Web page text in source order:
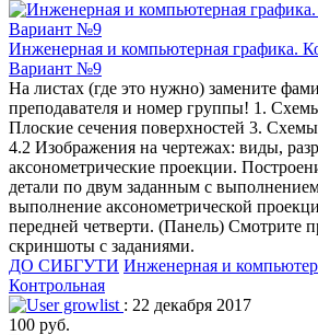
Инженерная и компьютерная графика.
Вариант №9
На листах (где это нужно) замените
преподавателя и номер группы! 1.
Плоские сечения поверхностей 3.
4.2 Изображения на чертежах: виды,
аксонометрические проекции.
детали по двум заданным с
выполнение аксонометрической
передней четверти. (Панель) Смотрите
скриншоты с заданиями.
ДО СИБГУТИ Инженерная и
Контрольная
growlist : 22 декабря 2017
100 руб.